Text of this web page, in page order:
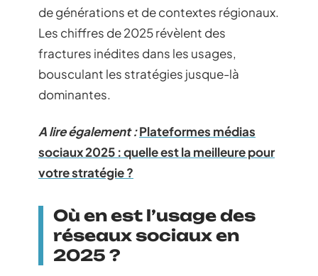
de générations et de contextes régionaux.
Les chiffres de 2025 révèlent des
fractures inédites dans les usages,
bousculant les stratégies jusque-là
dominantes.
A lire également :Plateformes médias
sociaux 2025 : quelle est la meilleure pour
votre stratégie ?
Où en est l’usage des
réseaux sociaux en
2025 ?